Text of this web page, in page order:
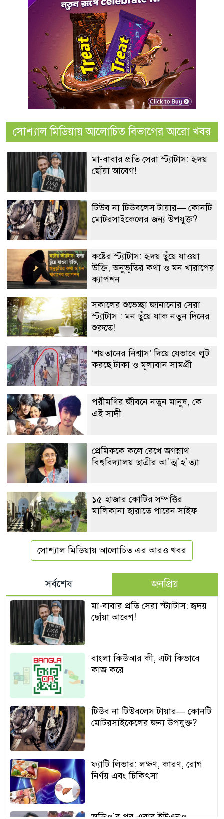
সোশ্যাল মিডিয়ায় আলোচিত বিভাগের আরো খবর
মা-বাবার প্রতি সেরা স্ট্যাটাস: হৃদয়
ছোঁয়া আবেগ!
টিউব না টিউবলেস টায়ার— কোনটি
মোটরসাইকেলের জন্য উপযুক্ত?
কষ্টের স্ট্যাটাস: হৃদয় ছুঁয়ে যাওয়া
উক্তি, অনুভূতির কথা ও মন খারাপের
ক্যাপশন
সকালের শুভেচ্ছা জানানোর সেরা
স্ট্যাটাস : মন ছুঁয়ে যাক নতুন দিনের
শুরুতে!
‘শয়তানের নিশ্বাস’ দিয়ে যেভাবে লুট
করছে টাকা ও মূল্যবান সামগ্রী
পরীমণির জীবনে নতুন মানুষ, কে
এই সাদী
প্রেমিককে কলে রেখে জগন্নাথ
বিশ্ববিদ্যালয় ছাত্রীর আ‍‍`ত্ম‍‍`হ‍‍`ত্যা
১৫ হাজার কোটির সম্পত্তির
মালিকানা হারাতে পারেন সাইফ
সোশ্যাল মিডিয়ায় আলোচিত এর আরও খবর
সর্বশেষ জনপ্রিয়
মা-বাবার প্রতি সেরা স্ট্যাটাস: হৃদয়
ছোঁয়া আবেগ!
বাংলা কিউআর কী, এটা কিভাবে
কাজ করে
টিউব না টিউবলেস টায়ার— কোনটি
মোটরসাইকেলের জন্য উপযুক্ত?
ফ্যাটি লিভার: লক্ষণ, কারণ, রোগ
নির্ণয় এবং চিকিৎসা